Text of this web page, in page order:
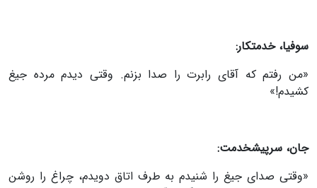
سوفیا، خدمتکار:
«من رفتم که آقای رابرت را صدا بزنم. وقتی دیدم مرده جیغ
کشیدم!»
جان، سرپیشخدمت:
«وقتی صدای جیغ را شنیدم به طرف اتاق دویدم، چراغ را روشن